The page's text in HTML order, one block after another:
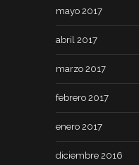
mayo 2017
abril 2017
marzo 2017
febrero 2017
enero 2017
diciembre 2016